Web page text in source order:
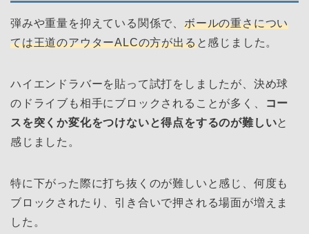
弾みや重量を抑えている関係で、 ボールの重さについ
ては王道のアウターALCの方が出ると感じました。
ハイエンドラバーを貼って試打をしましたが、決め球
のドライブも相手にブロックされることが多く、
コー
スを突くか変化をつけないと得点をするのが難しいと
感じました。
特に下がった際に打ち抜くのが難しいと感じ、何度も
ブロックされたり、引き合いで押される場面が増えま
した。